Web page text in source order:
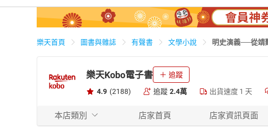
樂天首頁 圖書與雜誌 有聲書 文學小說 明史演義──從靖
樂天Kobo電子書 追蹤
4.9 (2188) 追蹤 2.4萬 出貨速度 1 天
本店類別 店家首頁 店家資訊頁面